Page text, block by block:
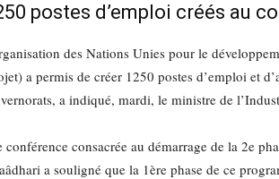
postes d’emploi créés au
des Nations Unies pour le
a permis de créer 1250 postes d’emploi et
a indiqué, mardi, le ministre de
conférence consacrée au démarrage de la 2e
a souligné que la 1ère phase de ce